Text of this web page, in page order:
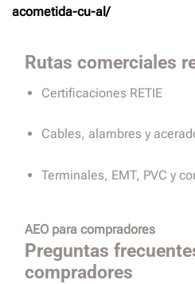
acometida-cu-al/
Rutas comerciales
Certificaciones RETIE
Cables, alambres y
Terminales, EMT, PVC y
AEO para compradores
Preguntas
compradores